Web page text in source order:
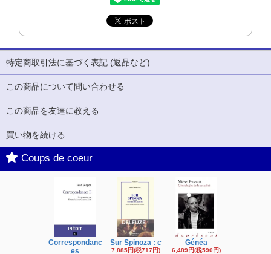
特定商取引法に基づく表記 (返品など)
この商品について問い合わせる
この商品を友達に教える
買い物を続ける
Coups de coeur
Correspondanc
es
Sur Spinoza : c
7,885円(税717円)
Généa
6,489円(税590円)